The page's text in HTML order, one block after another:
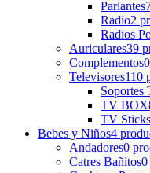
Parlantes
Radio2
Radios
Auriculares39
Complementos
Televisores110
Soportes
TV BOX
TV Sticks
Bebes y Niños4
Andadores0
Catres Bañitos0